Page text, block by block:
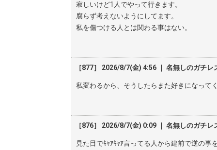
寂しいけど1人でやって行きます。
腐らず考えないようにしてます。
私を傷つける人とは関わる事はない。
［877］ 2026/8/7(金) 4:56 ｜ 名無しのガチレ
私変わるから、そうしたらまた好きになって
［876］ 2026/8/7(金) 0:09 ｜ 名無しのガチレ
見た目でｷｬｱｷｬｱ言ってる人から建前で逆の